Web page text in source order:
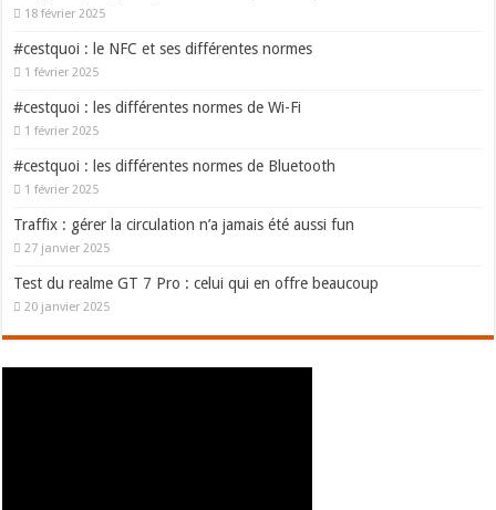
18 février 2025
#cestquoi : le NFC et ses différentes normes
1 février 2025
#cestquoi : les différentes normes de Wi-Fi
1 février 2025
#cestquoi : les différentes normes de Bluetooth
1 février 2025
Traffix : gérer la circulation n’a jamais été aussi fun
27 janvier 2025
Test du realme GT 7 Pro : celui qui en offre beaucoup
20 janvier 2025